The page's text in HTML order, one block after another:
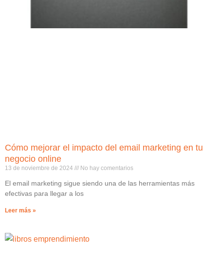
Cómo mejorar el impacto del email marketing en tu
negocio online
13 de noviembre de 2024 No hay comentarios
El email marketing sigue siendo una de las herramientas más
efectivas para llegar a los
Leer más »